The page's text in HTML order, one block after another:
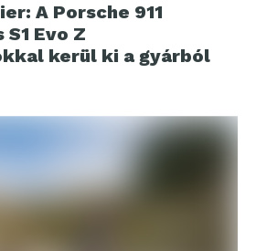
A Porsche 911
Evo Z
kerül ki a gyárból